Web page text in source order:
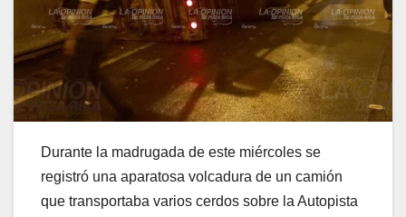
Durante la madrugada de este miércoles se
registró una aparatosa volcadura de un camión
que transportaba varios cerdos sobre la Autopista